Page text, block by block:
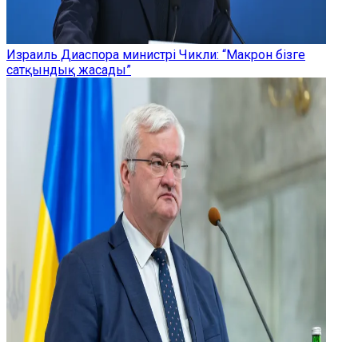
Израиль Диаспора министрі Чикли: “Макрон бізге
сатқындық жасады”